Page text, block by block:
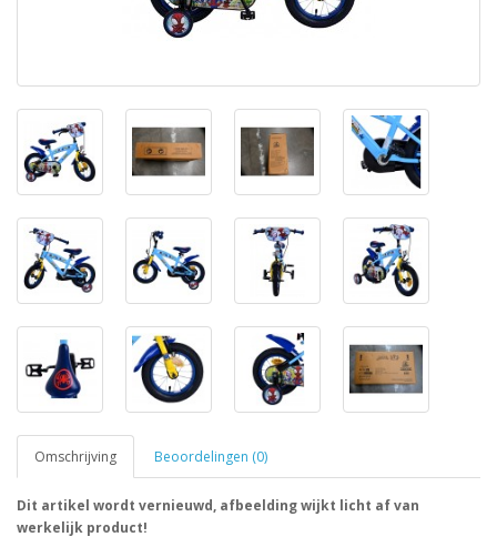
Omschrijving Beoordelingen (0)
Dit artikel wordt vernieuwd, afbeelding wijkt licht af van
werkelijk product!